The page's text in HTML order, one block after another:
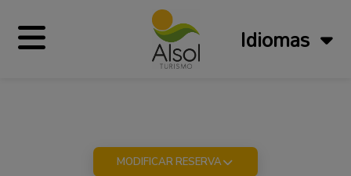
Idiomas
MODIFICAR RESERVA